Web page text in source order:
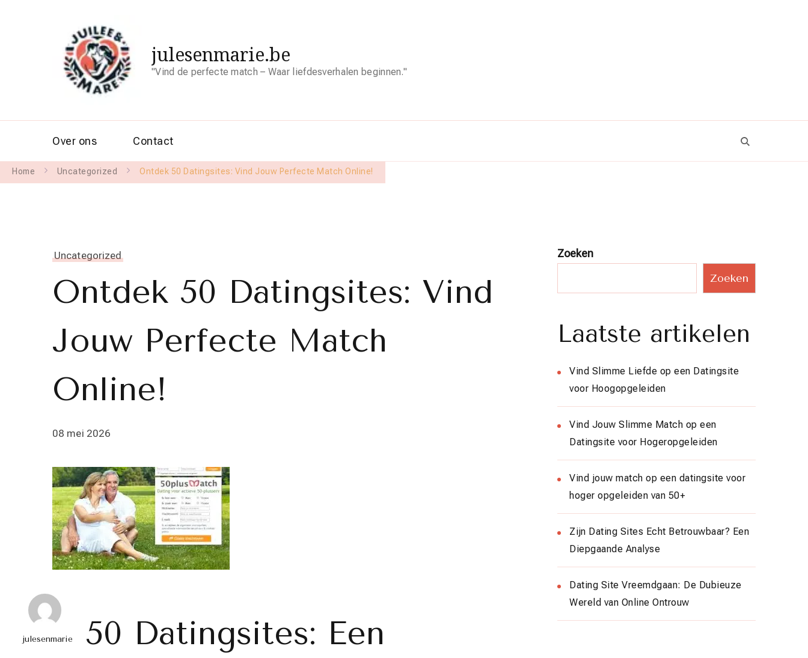
julesenmarie.be
"Vind de perfecte match – Waar liefdesverhalen beginnen."
Over ons Contact
Home Uncategorized Ontdek 50 Datingsites: Vind Jouw Perfecte Match Online!
Uncategorized
Ontdek 50 Datingsites: Vind
Jouw Perfecte Match
Online!
08 mei 2026
julesenmarie
50 Datingsites: Een
Zoeken
Zoeken
Laatste artikelen
Vind Slimme Liefde op een Datingsite
voor Hoogopgeleiden
Vind Jouw Slimme Match op een
Datingsite voor Hogeropgeleiden
Vind jouw match op een datingsite voor
hoger opgeleiden van 50+
Zijn Dating Sites Echt Betrouwbaar? Een
Diepgaande Analyse
Dating Site Vreemdgaan: De Dubieuze
Wereld van Online Ontrouw